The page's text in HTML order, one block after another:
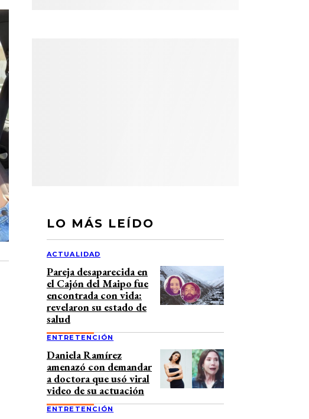
LO MÁS LEÍDO
ACTUALIDAD
Pareja desaparecida en
el Cajón del Maipo fue
encontrada con vida:
revelaron su estado de
salud
ENTRETENCIÓN
Daniela Ramírez
amenazó con demandar
a doctora que usó viral
video de su actuación
ENTRETENCIÓN